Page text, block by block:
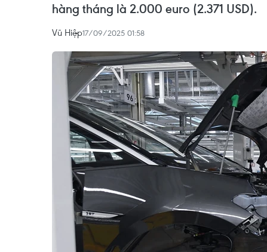
hàng tháng là 2.000 euro (2.371 USD).
Vũ Hiệp17/09/2025 01:58